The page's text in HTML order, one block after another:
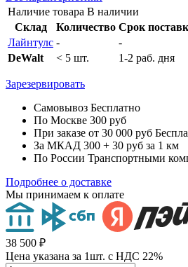
Наличие товара В наличии
Склад
Количество Срок
Лайнтулс -
-
DeWalt
< 5 шт. 1-2 раб. дня
Зарезервировать
Самовывоз Бесплатно
По Москве 300 руб
При заказе от 30 000 руб
За МКАД 300 + 30 руб за 1 км
По России Транспортными
Подробнее о доставке
Мы принимаем к оплате
38 500 ₽
Цена указана за 1шт. с НДС 22%